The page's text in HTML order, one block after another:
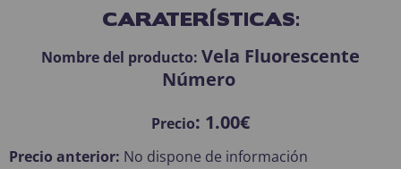
CARATERÍSTICAS:
Nombre del producto: Vela Fluorescente
Número
Precio: 1.00€
Precio anterior: No dispone de información